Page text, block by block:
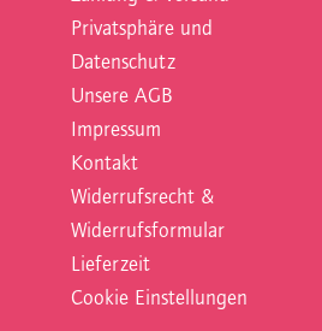
Privatsphäre und
Datenschutz
Unsere AGB
Impressum
Kontakt
Widerrufsrecht &
Widerrufsformular
Lieferzeit
Cookie Einstellungen